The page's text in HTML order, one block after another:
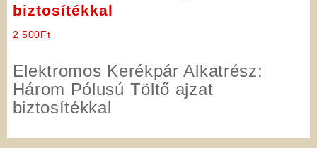
biztosítékkal
2 500Ft
Elektromos Kerékpár Alkatrész:
Három Pólusú Töltő ajzat
biztosítékkal